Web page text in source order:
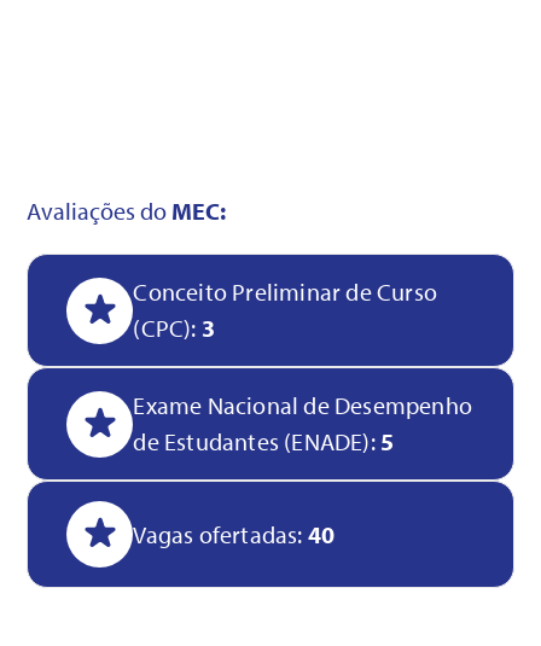
Avaliações do MEC:
Conceito Preliminar de Curso
(CPC): 3
Exame Nacional de Desempenho
de Estudantes (ENADE):5
Vagas ofertadas: 40